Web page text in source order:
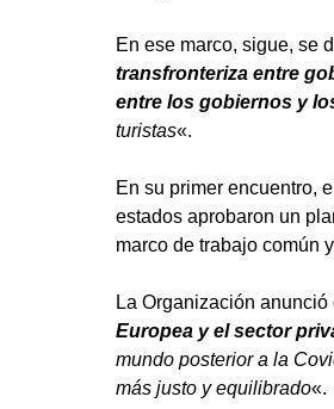
En ese marco, sigue, se
transfronteriza entre
entre los gobiernos y
turistas«.
En su primer encuentro,
estados aprobaron un
marco de trabajo común
La Organización anunció
Europea y el sector
mundo posterior a la
más justo y equilibrado«.